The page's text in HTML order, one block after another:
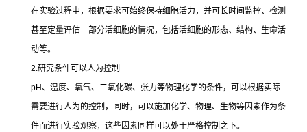
在实验过程中，根据要求可始终保持细胞活力，并可长时间监控、检测
甚至定量评估一部分活细胞的情况，包括活细胞的形态、结构、生命活
动等。
2.研究条件可以人为控制
pH、温度、氧气、二氧化碳、张力等物理化学的条件，可以根据实际
需要进行人为的控制，同时，可以施加化学、物理、生物等因素作为条
件而进行实验观察，这些因素同样可以处于严格控制之下。